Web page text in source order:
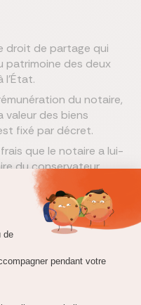
droit de partage qui
patrimoine des deux
du notaire,
des biens
fixé par décret.
que le notaire a lui-
du conservateur…
sont à partager
, les
à partir d’un pourcentage
auxquels est ajouté la
ces chiffres :
dédié aux